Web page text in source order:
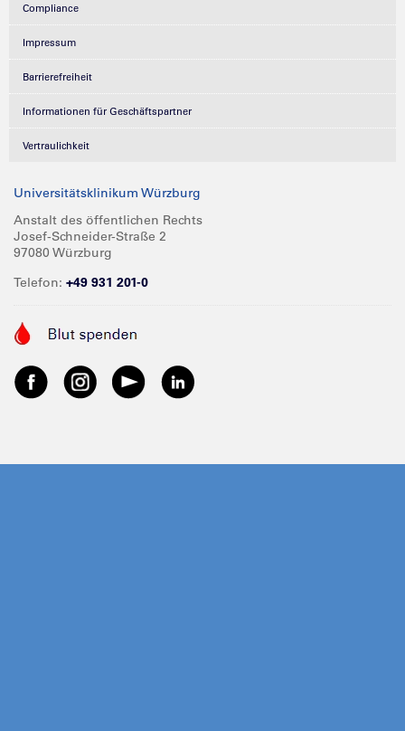
Compliance
Impressum
Barrierefreiheit
Informationen für Geschäftspartner
Vertraulichkeit
Universitätsklinikum Würzburg
Anstalt des öffentlichen Rechts
Josef-Schneider-Straße 2
97080 Würzburg
Telefon: +49 931 201-0